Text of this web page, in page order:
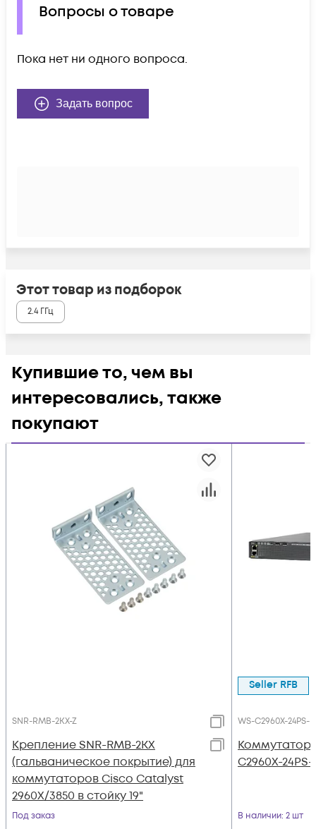
Вопросы о товаре
Пока нет ни одного вопроса.
Задать вопрос
Этот товар из подборок
2.4 ГГц
Купившие то, чем вы
интересовались, также
покупают
SNR-RMB-2KX-Z
Крепление SNR-RMB-2KX
(гальваническое покрытие) для
коммутаторов Cisco Catalyst
2960X/3850 в стойку 19"
Под заказ
Seller RFB
WS-C2960X-24PS-L
Коммутатор
C2960X-24PS-
В наличии: 2 шт